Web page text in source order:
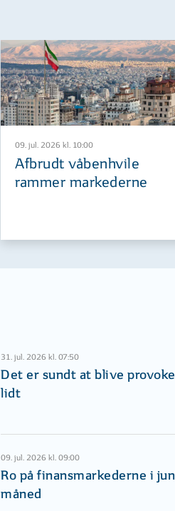
09. jul. 2026 kl. 10:00
Afbrudt våbenhvile
rammer markederne
31. jul. 2026 kl. 07:50
Det er sundt at blive
lidt
09. jul. 2026 kl. 09:00
Ro på finansmarkederne i
måned